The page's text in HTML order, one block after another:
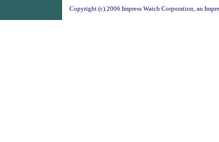
Copyright (c) 2006 Impress Watch Corporation, an